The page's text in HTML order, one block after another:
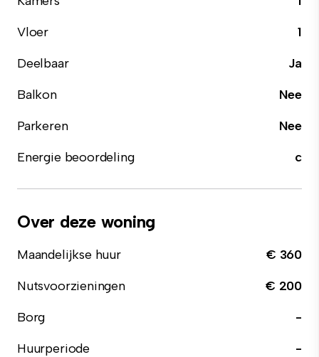
Vloer
1
Deelbaar
Ja
Balkon
Nee
Parkeren
Nee
Energie beoordeling
c
Over deze woning
Maandelijkse huur
€ 360
Nutsvoorzieningen
€ 200
Borg
-
Huurperiode
-